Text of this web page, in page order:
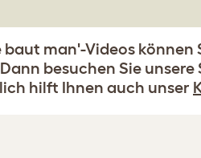
man'-Videos
besuchen Sie
hilft Ihnen auch unser